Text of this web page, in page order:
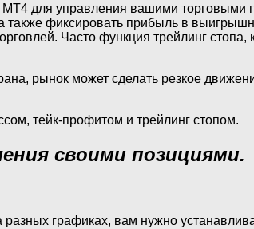
МТ4 для управления вашими
также фиксировать прибыль в
Часто функция трейлинг стопа,
рынок может сделать резкое
тейк-профитом и трейлинг стопом.
своими позициями.
графиках, вам нужно